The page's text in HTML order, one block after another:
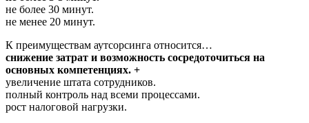
не более 30 минут.
не менее 20 минут.
К преимуществам аутсорсинга относится…
снижение затрат и возможность сосредоточиться на
основных компетенциях. +
увеличение штата сотрудников.
полный контроль над всеми процессами.
рост налоговой нагрузки.